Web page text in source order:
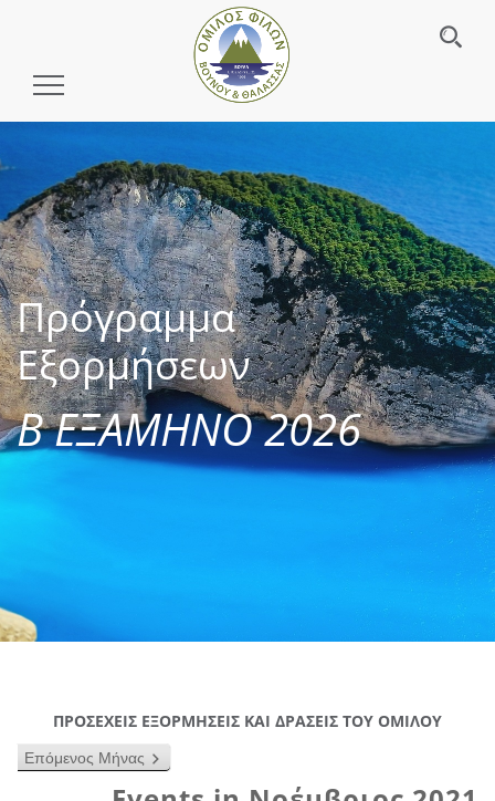
Toggle
Πρόγραμμα
Εξορμήσεων
Β ΕΞΑΜΗΝΟ 2026
ΠΡΟΣΕΧΕΙΣ ΕΞΟΡΜΗΣΕΙΣ ΚΑΙ ΔΡΑΣΕΙΣ ΤΟΥ ΟΜΙΛΟΥ
Επόμενος Μήνας